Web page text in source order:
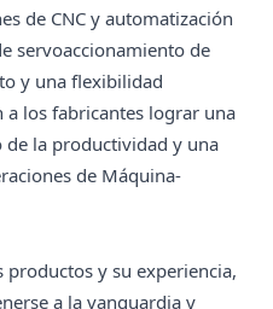
de CNC y automatización
servoaccionamiento de
y una flexibilidad
a los fabricantes lograr una
la productividad y una
de Máquina-
productos y su experiencia,
a la vanguardia y